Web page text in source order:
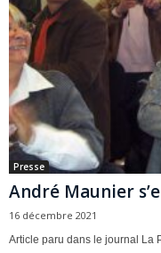
Presse
André Maunier
16 décembre 2021
Article paru dans le journal La